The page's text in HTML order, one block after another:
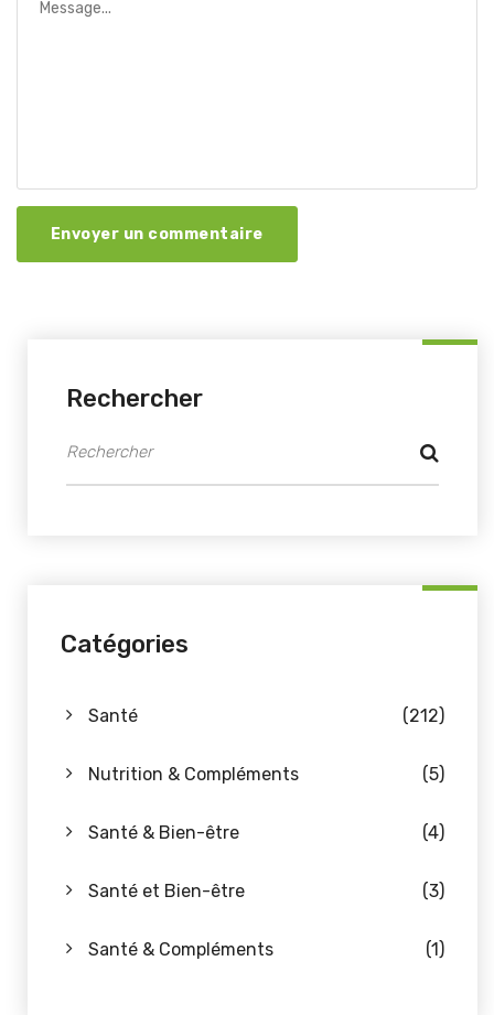
Envoyer un commentaire
Rechercher
Catégories
Santé (212)
Nutrition & Compléments (5)
Santé & Bien-être (4)
Santé et Bien-être (3)
Santé & Compléments (1)